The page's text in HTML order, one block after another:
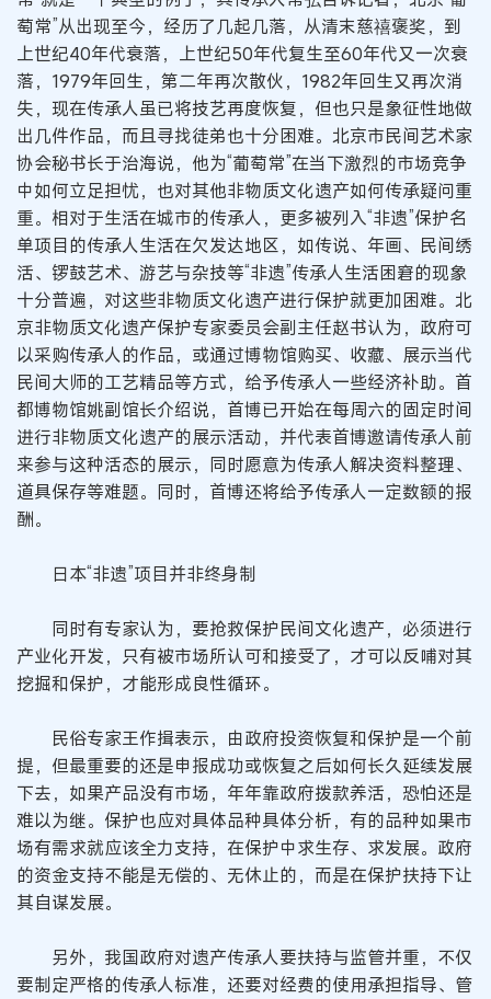
萄常”从出现至今，经历了几起几落，从清末慈禧褒奖，到
上世纪40年代衰落，上世纪50年代复生至60年代又一次衰
落，1979年回生，第二年再次散伙，1982年回生又再次消
失，现在传承人虽已将技艺再度恢复，但也只是象征性地做
出几件作品，而且寻找徒弟也十分困难。北京市民间艺术家
协会秘书长于治海说，他为“葡萄常”在当下激烈的市场竞争
中如何立足担忧，也对其他非物质文化遗产如何传承疑问重
重。相对于生活在城市的传承人，更多被列入“非遗”保护名
单项目的传承人生活在欠发达地区，如传说、年画、民间绣
活、锣鼓艺术、游艺与杂技等“非遗”传承人生活困窘的现象
十分普遍，对这些非物质文化遗产进行保护就更加困难。北
京非物质文化遗产保护专家委员会副主任赵书认为，政府可
以采购传承人的作品，或通过博物馆购买、收藏、展示当代
民间大师的工艺精品等方式，给予传承人一些经济补助。首
都博物馆姚副馆长介绍说，首博已开始在每周六的固定时间
进行非物质文化遗产的展示活动，并代表首博邀请传承人前
来参与这种活态的展示，同时愿意为传承人解决资料整理、
道具保存等难题。同时，首博还将给予传承人一定数额的报
酬。
日本“非遗”项目并非终身制
同时有专家认为，要抢救保护民间文化遗产，必须进行
产业化开发，只有被市场所认可和接受了，才可以反哺对其
挖掘和保护，才能形成良性循环。
民俗专家王作揖表示，由政府投资恢复和保护是一个前
提，但最重要的还是申报成功或恢复之后如何长久延续发展
下去，如果产品没有市场，年年靠政府拨款养活，恐怕还是
难以为继。保护也应对具体品种具体分析，有的品种如果市
场有需求就应该全力支持，在保护中求生存、求发展。政府
的资金支持不能是无偿的、无休止的，而是在保护扶持下让
其自谋发展。
另外，我国政府对遗产传承人要扶持与监管并重，不仅
要制定严格的传承人标准，还要对经费的使用承担指导、管